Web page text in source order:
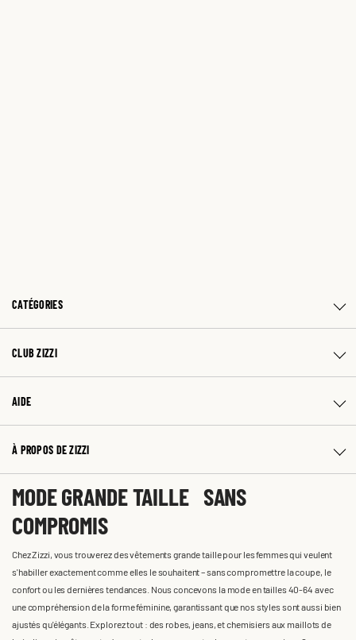
CATÉGORIES
CLUB ZIZZI
AIDE
À PROPOS DE ZIZZI
MODE GRANDE TAILLE SANS
COMPROMIS
Chez Zizzi, vous trouverez des vêtements grande taille pour les femmes qui veulent
s'habiller exactement comme elles le souhaitent – sans compromettre la coupe, le
confort ou les dernières tendances. Nous concevons la mode en tailles 40-64 avec
une compréhension de la forme féminine, garantissant que nos styles sont aussi bien
ajustés qu'élégants. Explorez tout : des robes, jeans, et chemisiers aux maillots de